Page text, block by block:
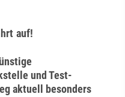
auf!
und Test-
aktuell besonders